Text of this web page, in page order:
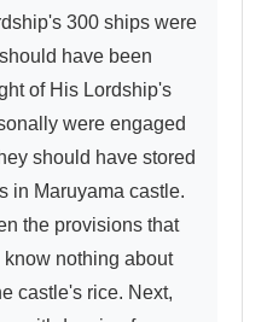
300 ships were
have been
of His Lordship's
were engaged
should have stored
in Maruyama castle.
the provisions that
nothing about
castle's rice. Next,